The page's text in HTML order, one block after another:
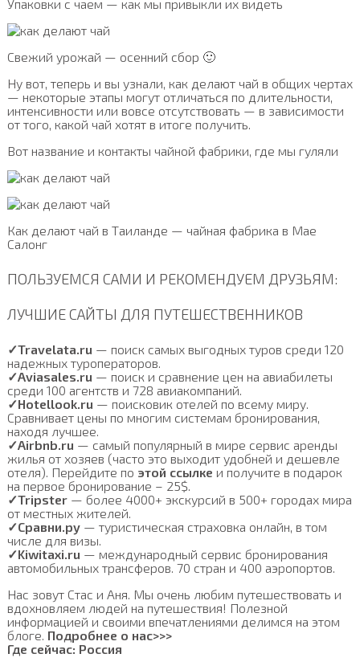
Упаковки с чаем — как мы привыкли их видеть
Свежий урожай — осенний сбор 🙂
Ну вот, теперь и вы узнали, как делают чай в общих чертах
— некоторые этапы могут отличаться по длительности,
интенсивности или вовсе отсутствовать — в зависимости
от того, какой чай хотят в итоге получить.
Вот название и контакты чайной фабрики, где мы гуляли
Как делают чай в Таиланде — чайная фабрика в Мае
Салонг
ПОЛЬЗУЕМСЯ САМИ И РЕКОМЕНДУЕМ ДРУЗЬЯМ:
ЛУЧШИЕ САЙТЫ ДЛЯ ПУТЕШЕСТВЕННИКОВ
✓Travelata.ru — поиск самых выгодных туров среди 120
надежных туроператоров.
✓Aviasales.ru — поиск и сравнение цен на авиабилеты
среди 100 агентств и 728 авиакомпаний.
✓Hotellook.ru — поисковик отелей по всему миру.
Сравнивает цены по многим системам бронирования,
находя лучшее.
✓Airbnb.ru — самый популярный в мире сервис аренды
жилья от хозяев (часто это выходит удобней и дешевле
отеля). Перейдите по этой ссылке и получите в подарок
на первое бронирование – 25$.
✓Tripster— более 4000+ экскурсий в 500+ городах мира
от местных жителей.
✓Сравни.ру— туристическая страховка онлайн, в том
числе для визы.
✓Kiwitaxi.ru — международный сервис бронирования
автомобильных трансферов. 70 стран и 400 аэропортов.
Нас зовут Стас и Аня. Мы очень любим путешествовать и
вдохновляем людей на путешествия! Полезной
информацией и своими впечатлениями делимся на этом
блоге. Подробнее о нас>>>
Где cейчас: Россия